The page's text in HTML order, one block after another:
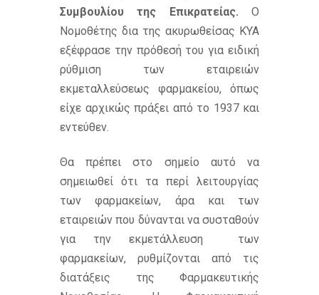
Συμβουλίου της Επικρατείας. Ο
Νομοθέτης δια της ακυρωθείσας ΚΥΑ
εξέφρασε την πρόθεσή του για ειδική
ρύθμιση των εταιρειών
εκμεταλλεύσεως φαρμακείου, όπως
είχε αρχικώς πράξει από το 1937 και
εντεύθεν.
Θα πρέπει στο σημείο αυτό να
σημειωθεί ότι τα περί λειτουργίας
των φαρμακείων, άρα και των
εταιρειών που δύνανται να συσταθούν
για την εκμετάλλευση των
φαρμακείων, ρυθμίζονται από τις
διατάξεις της Φαρμακευτικής